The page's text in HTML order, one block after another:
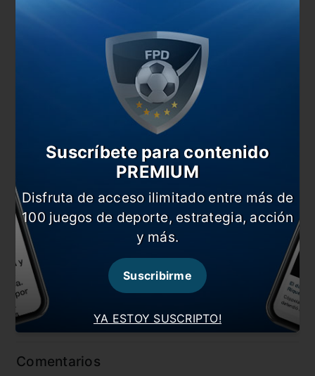
Argentina empató 2-2 con un once completamente
con el buzo de la mayor: Edgardo Bauza.
En esa jornada, el Patón había alistado a Romero;
Zabaleta, Otamendi, Funes Mori, Rojo; Mascherano,
Biglia, Banega; Lamela, Di María, Pratto.
También te puede interesar
¡Hola campeón! La Selección ya está en Venezuela
Alarma para Scaloni: se lesionó Acuña
Scaloni dio la lista para las Eliminatorias
En esta nota:
#Eliminatorias #Noticia
#Selección #Venezuela
Comentarios
YA ESTOY SUSCRIPTO!
Suscríbete para contenido
PREMIUM
Disfruta de acceso ilimitado entre más de
100 juegos de deporte, estrategia, acción
y más.
Suscribirme